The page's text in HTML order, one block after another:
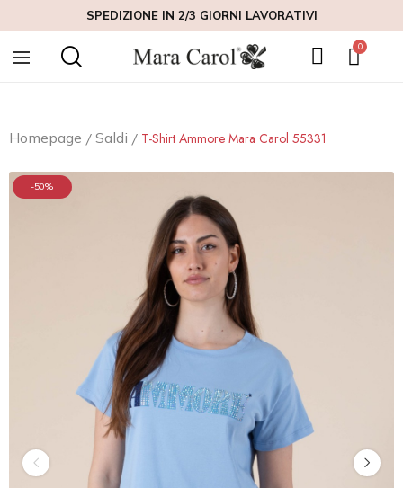
SPEDIZIONE IN 2/3 GIORNI LAVORATIVI
Homepage Saldi T-Shirt Ammore Mara Carol 55331
-50%